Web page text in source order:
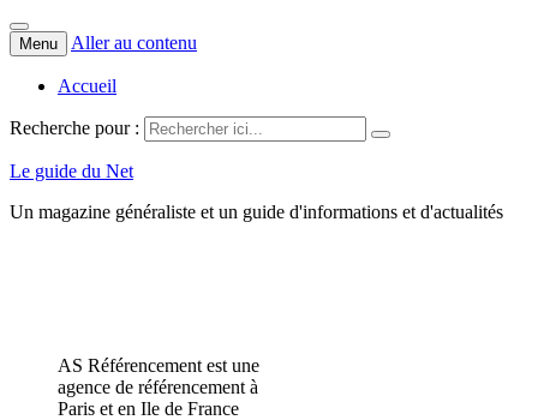
Menu Aller au contenu
Accueil
Recherche pour :
Le guide du Net
Un magazine généraliste et un guide d'informations et d'actualités
AS Référencement est une
agence de référencement à
Paris et en Ile de France